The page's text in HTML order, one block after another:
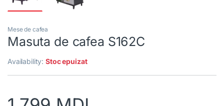
Mese de cafea
Masuta de cafea S162C
Availability:Stoc epuizat